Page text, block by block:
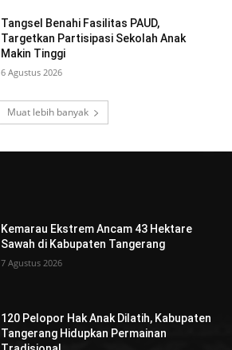
Tangsel Benahi Fasilitas PAUD,
Targetkan Partisipasi Sekolah Anak
Makin Tinggi
6 Agustus 2026
Muat lebih banyak
Kemarau Ekstrem Ancam 43 Hektare
Sawah di Kabupaten Tangerang
7 Agustus 2026
120 Pelopor Hak Anak Dilatih, Kabupaten
Tangerang Hidupkan Permainan